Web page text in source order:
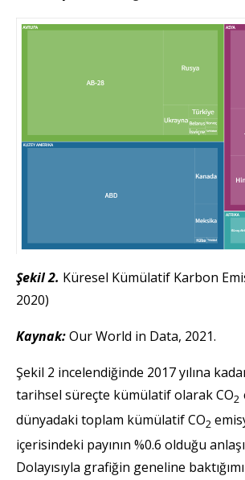
Şekil 2. Küresel Kümülatif Karbon
2020)
Kaynak:Our World in Data, 2021.
Şekil 2 incelendiğinde 2017 yılına
tarihsel süreçte kümülatif olarak CO2
dünyadaki toplam kümülatif CO2
içerisindeki payının %0.6 olduğu
Dolayısıyla grafiğin geneline